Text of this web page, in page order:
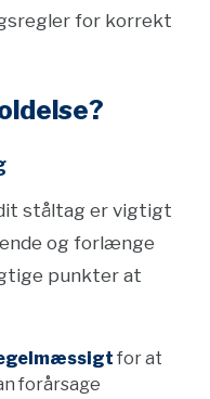
for korrekt
ståltag er vigtigt
og forlænge
punkter at
for at
forårsage